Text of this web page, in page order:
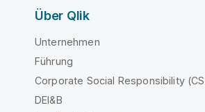
Über Qlik
Unternehmen
Führung
Corporate Social Responsibility
DEI&B